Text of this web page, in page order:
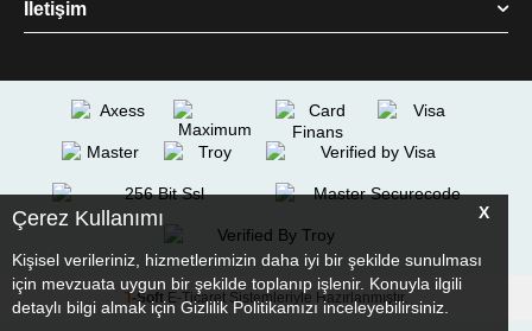
X
Çerez Kullanımı
Kişisel verileriniz, hizmetlerimizin daha iyi bir şekilde sunulması
için mevzuata uygun bir şekilde toplanıp işlenir. Konuyla ilgili
detaylı bilgi almak için Gizlilik Politikamızı inceleyebilirsiniz.
İletişim
T-Soft E-Ticaret Sistemleriyle Hazırlanmıştır.